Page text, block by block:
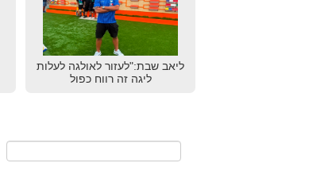
ליאב שבת:"לעזור לאולגה לעלות
ליגה זה רווח כפול